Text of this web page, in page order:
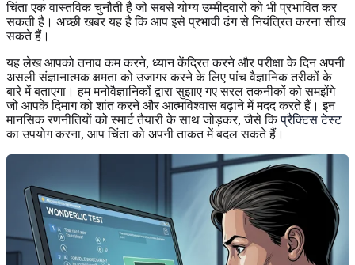
चिंता एक वास्तविक चुनौती है जो सबसे योग्य उम्मीदवारों को भी प्रभावित कर
सकती है। अच्छी खबर यह है कि आप इसे प्रभावी ढंग से नियंत्रित करना सीख
सकते हैं।
यह लेख आपको तनाव कम करने, ध्यान केंद्रित करने और परीक्षा के दिन अपनी
असली संज्ञानात्मक क्षमता को उजागर करने के लिए पांच वैज्ञानिक तरीकों के
बारे में बताएगा। हम मनोवैज्ञानिकों द्वारा सुझाए गए सरल तकनीकों को समझेंगे
जो आपके दिमाग को शांत करने और आत्मविश्वास बढ़ाने में मदद करते हैं। इन
मानसिक रणनीतियों को स्मार्ट तैयारी के साथ जोड़कर, जैसे किप्रैक्टिस टेस्ट
का उपयोग करना, आप चिंता को अपनी ताकत में बदल सकते हैं।